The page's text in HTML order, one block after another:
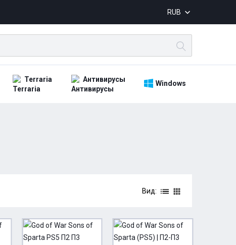
RUB
Terraria Антивирусы Windows
Вид: